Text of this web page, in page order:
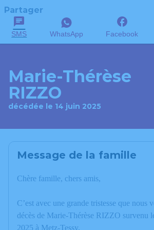
Partager
SMS WhatsApp Facebook
Marie-Thérèse
RIZZO
décédée le 14 juin 2025
Message de la famille
Chère famille, chers amis,
C’est avec une grande tristesse que nous
décès de Marie-Thérèse RIZZO survenu
2025 à Metz-Tessy.